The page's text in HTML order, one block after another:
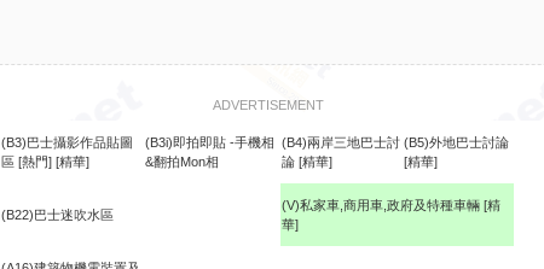
ADVERTISEMENT
(B3)巴士攝影作品貼圖
區 [熱門] [精華]
(B3i)即拍即貼 -手機相
&翻拍Mon相
(B4)兩岸三地巴士討
論 [精華]
(B5)外地巴士討論
[精華]
(B22)巴士迷吹水區
(V)私家車,商用車,政府及特種車輛 [精
華]